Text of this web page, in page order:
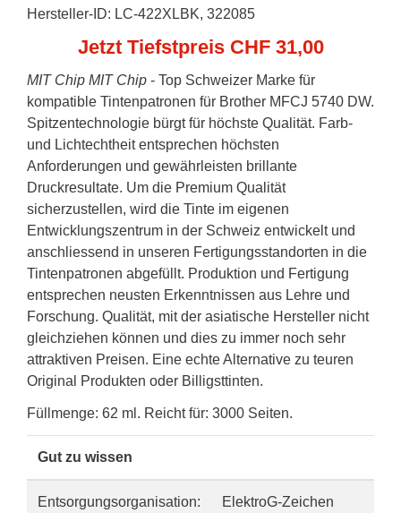
Hersteller-ID: LC-422XLBK, 322085
Jetzt Tiefstpreis CHF 31,00
MIT Chip MIT Chip - Top Schweizer Marke für
kompatible Tintenpatronen für Brother MFCJ 5740 DW.
Spitzentechnologie bürgt für höchste Qualität. Farb-
und Lichtechtheit entsprechen höchsten
Anforderungen und gewährleisten brillante
Druckresultate. Um die Premium Qualität
sicherzustellen, wird die Tinte im eigenen
Entwicklungszentrum in der Schweiz entwickelt und
anschliessend in unseren Fertigungsstandorten in die
Tintenpatronen abgefüllt. Produktion und Fertigung
entsprechen neusten Erkenntnissen aus Lehre und
Forschung. Qualität, mit der asiatische Hersteller nicht
gleichziehen können und dies zu immer noch sehr
attraktiven Preisen. Eine echte Alternative zu teuren
Original Produkten oder Billigsttinten.
Füllmenge: 62 ml. Reicht für: 3000 Seiten.
Gut zu wissen
Entsorgungsorganisation: ElektroG-Zeichen